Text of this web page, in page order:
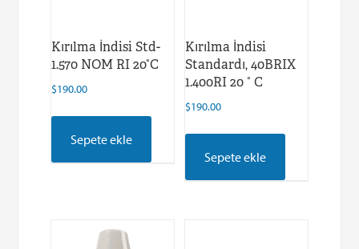
Kırılma İndisi Std-
1.570 NOM RI 20°C
$190.00
Sepete ekle
Kırılma İndisi
Standardı, 40BRIX
1.400RI 20 ° C
$190.00
Sepete ekle